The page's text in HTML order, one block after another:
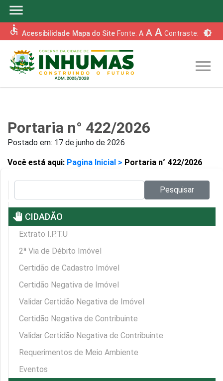
menu
accessible Acessibilidade Mapa do Site Fonte: A A A Contraste: brightness_6
menu
Portaria n° 422/2026
Postado em: 17 de junho de 2026
Você está aqui: Pagina Inicial > Portaria n° 422/2026
Pesquisar
pan_tool CIDADÃO
Extrato I.P.T.U
2ª Via de Débito Imóvel
Certidão de Cadastro Imóvel
Certidão Negativa de Imóvel
Validar Certidão Negativa de Imóvel
Certidão Negativa de Contribuinte
Validar Certidão Negativa de Contribuinte
Requerimentos de Meio Ambiente
Eventos